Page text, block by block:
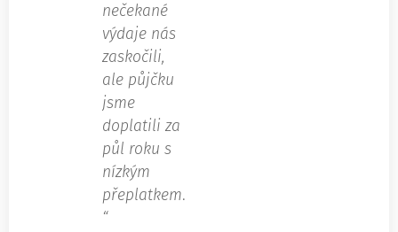
nečekané
výdaje nás
zaskočili,
ale půjčku
jsme
doplatili za
půl roku s
nízkým
přeplatkem.
“